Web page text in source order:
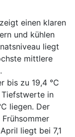
einen klaren
und kühlen
liegt
mittlere
bis zu 19,4 °C
in
liegen. Der
liegt bei 7,1